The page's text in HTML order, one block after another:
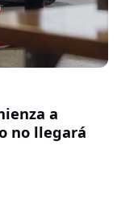
a
no llegará